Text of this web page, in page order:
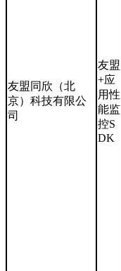
友盟同欣（北
京）科技有限公
司
友盟
+应
用性
能监
控S
DK